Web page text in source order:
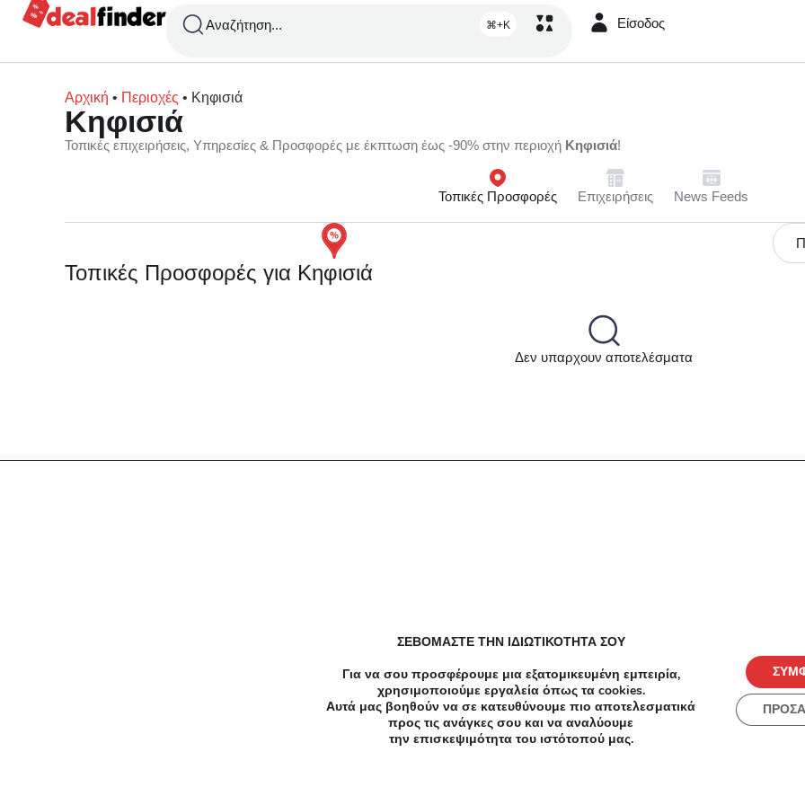
Αναζήτηση... ⌘+K Είσοδος
Αρχική • Περιοχές • Κηφισιά
Κηφισιά
Τοπικές επιχειρήσεις, Υπηρεσίες & Προσφορές με έκπτωση έως -90% στην περιοχή Κηφισιά!
Τοπικές Προσφορές Επιχειρήσεις News Feeds
Τοπικές Προσφορές για Κηφισιά
Δεν υπαρχουν αποτελέσματα
ΣΕΒΟΜΑΣΤΕ ΤΗΝ ΙΔΙΩΤΙΚΟΤΗΤΑ ΣΟΥ
Για να σου προσφέρουμε μια εξατομικευμένη εμπειρία,
χρησιμοποιούμε εργαλεία όπως τα cookies.
Αυτά μας βοηθούν να σε κατευθύνουμε πιο αποτελεσματικά
προς τις ανάγκες σου και να αναλύουμε
την επισκεψιμότητα του ιστότοπού μας.